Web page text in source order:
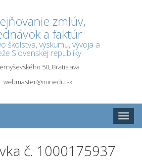
zmlúv,
a faktúr
školstva, výskumu, vývoja a
Slovenskej republiky
50, Bratislava
webmaster@minedu.sk
Toggle
č. 1000175937